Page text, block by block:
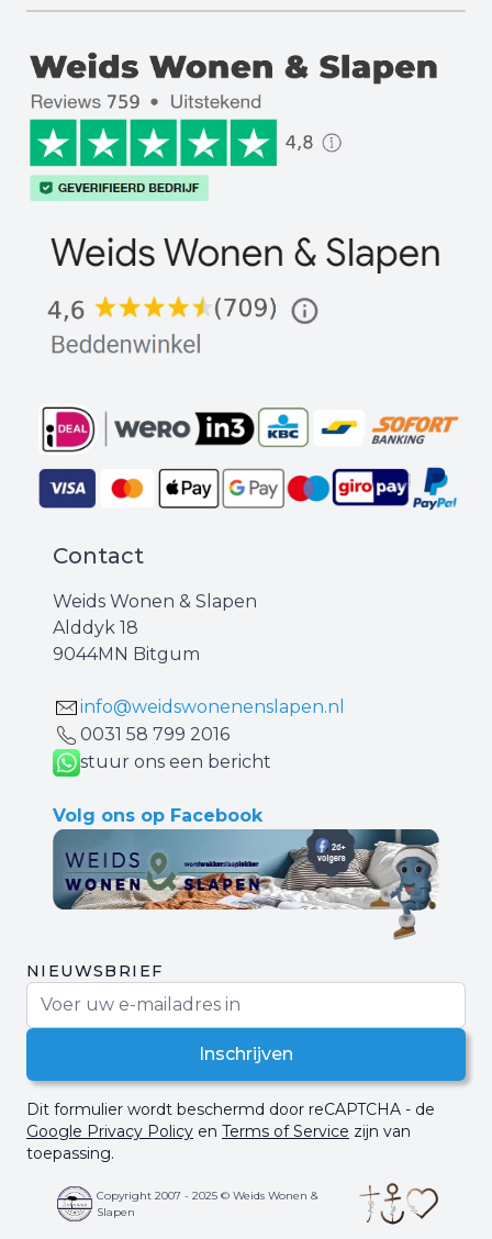
Contact
Weids Wonen & Slapen
Alddyk 18
9044MN Bitgum
info@weidswonenenslapen.nl
0031 ‪58 799 2016‬
stuur ons een bericht
Volg ons op Facebook
NIEUWSBRIEF
Inschrijven
Dit formulier wordt beschermd door reCAPTCHA - de
Google Privacy Policy en Terms of Service zijn van
toepassing.
Copyright 2007 - 2025 © Weids Wonen &
Slapen